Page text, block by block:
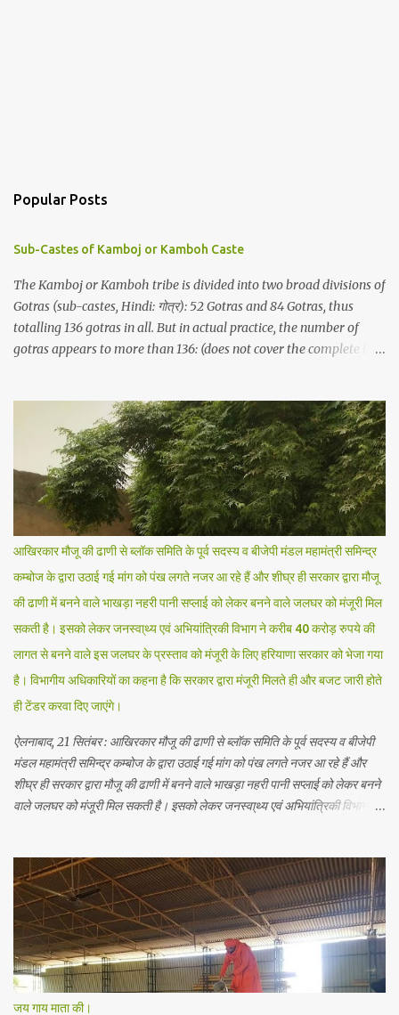
Popular Posts
Sub-Castes of Kamboj or Kamboh Caste
The Kamboj or Kamboh tribe is divided into two broad divisions of
Gotras (sub-castes, Hindi: गोत्र): 52 Gotras and 84 Gotras, thus
totalling 136 gotras in all. But in actual practice, the number of
gotras appears to more than 136: (does not cover the complete list).
1972, H. S. Thind, p 42, Vishal Kamboj (Monthly Kamboj
Magazine), Sher Singh Kamboj Nirmal , p 14, Jat Tribes of Zira p
140/141 Aglavey References: Kamboj Itihaas, 1972, H. S. Thind, p
42, Vishal Kamboj (Monthly Kamboj Magazine), Sher Singh
Kamboj Nirmal , p 14, Jat Tribes of Zira p 140/141 Ajpal References:
Kamboj Itihaas, 1972, H. S. Thind, p 42, Vishal Kamboj (Monthly
Kamboj Magazine), Sher Singh Kamboj Nirmal , p 14, Jat Tribes of
Zira p 140/141 Amber/Ambarey References: Kamboj Itihaas, 1972,
H. S. Thind, p 42, Vishal Kamboj (Monthly Kamboj Magazine)...
आखिरकार मौजू की ढाणी से ब्लॉक समिति के पूर्व सदस्य व बीजेपी मंडल महामंत्री समिन्द्र
कम्बोज के द्वारा उठाई गई मांग को पंख लगते नजर आ रहे हैं और शीघ्र ही सरकार द्वारा मौजू
की ढाणी में बनने वाले भाखड़ा नहरी पानी सप्लाई को लेकर बनने वाले जलघर को मंजूरी मिल
सकती है। इसको लेकर जनस्वा्थ्य एवं अभियांत्रिकी विभाग ने करीब 40 करोड़ रुपये की
लागत से बनने वाले इस जलघर के प्रस्ताव को मंजूरी के लिए हरियाणा सरकार को भेजा गया
है। विभागीय अधिकारियों का कहना है कि सरकार द्वारा मंजूरी मिलते ही और बजट जारी होते
ही टेंडर करवा दिए जाएंगे।
ऐलनाबाद, 21 सितंबर : आखिरकार मौजू की ढाणी से ब्लॉक समिति के पूर्व सदस्य व बीजेपी
मंडल महामंत्री समिन्द्र कम्बोज के द्वारा उठाई गई मांग को पंख लगते नजर आ रहे हैं और
शीघ्र ही सरकार द्वारा मौजू की ढाणी में बनने वाले भाखड़ा नहरी पानी सप्लाई को लेकर बनने
वाले जलघर को मंजूरी मिल सकती है। इसको लेकर जनस्वा्थ्य एवं अभियांत्रिकी विभाग ने
मिलते ही और बजट जारी होते ही टेंडर करवा दिए जाएंगे। गौरतलब हो कि गांव मौजू की ढाणी
व आसपास के इलाके में पेयजल संकट रहता है क्योंकि यहां पर नहरी पानी पर आधारित
जलघर नही है और जमीनी पानी क्षार वाला है जिससे लोगों में घुटनों व पेट की बीमारियां बढ
रही है। इसके लिए पूर्व ब्लॉक समिति मैम्बर समिन्द्र कम्बोज ने अपने वार्ड के गांवों मौजू की
ढाणी, थोबरिया व दया सिंह थेड़ के लोगों से जलघर बनाने का वायदा किया था। उनके इस
वायदे को पूरा करने में वरिष्ठ बीजेपी नेता अमीरचंद मेहता ने पूरा साथ दिया और कई बार
चंडीगढ के चक्क...
जय गाय माता की।